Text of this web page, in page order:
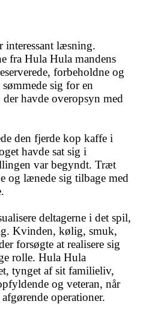
interessant læsning.
fra Hula Hula mandens
forbeholdne og
sig for en
havde overopsyn med
den fjerde kop kaffe i
havde sat sig i
var begyndt. Træt
og lænede sig tilbage med
deltagerne i det spil,
Kvinden, kølig, smuk,
forsøgte at realisere sig
rolle. Hula Hula
tynget af sit familieliv,
og veteran, når
operationer.